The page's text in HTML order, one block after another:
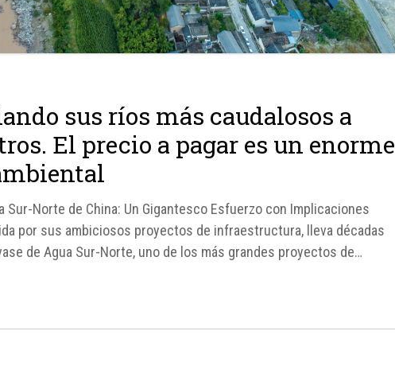
sus ríos más caudalosos a
El precio a pagar es un enorme
Sur-Norte de China: Un Gigantesco Esfuerzo con Implicaciones
por sus ambiciosos proyectos de infraestructura, lleva décadas
de Agua Sur-Norte, uno de los más grandes proyectos de